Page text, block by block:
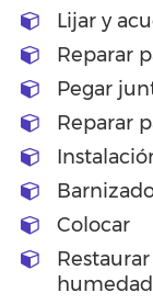
Lijar y
Reparar
Pegar
Reparar
Colocar
humedad